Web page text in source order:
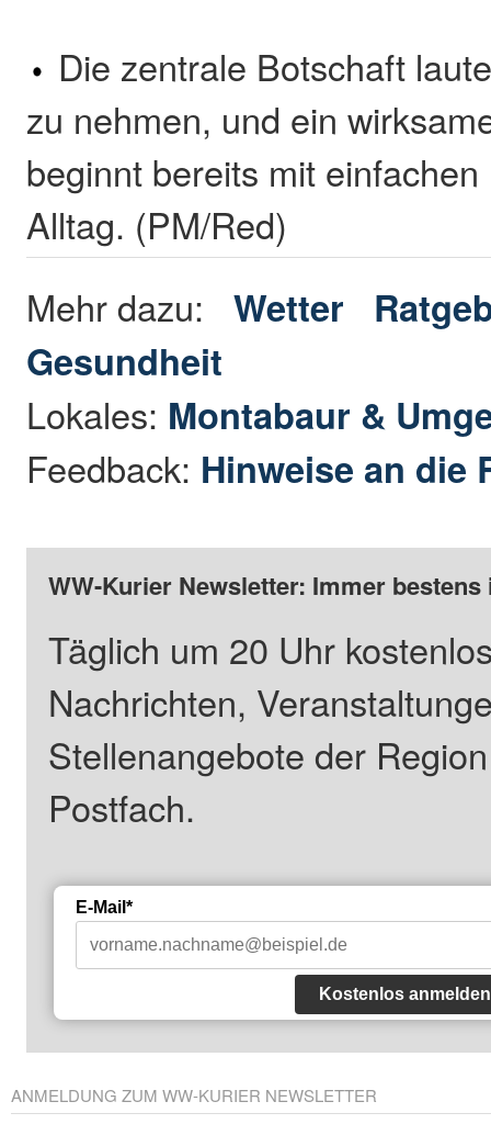
Die zentrale Botschaft
zu nehmen, und ein
beginnt bereits mit
Alltag. (PM/Red)
Mehr dazu:Wetter
Gesundheit
Lokales: Montabaur &
Feedback: Hinweise an die
WW-Kurier Newsletter: Immer
Täglich um 20 Uhr
Nachrichten,
Stellenangebote der
Postfach.
E-Mail*
Kostenlos anmelden
ANMELDUNG ZUM WW-KURIER NEWSLETTER